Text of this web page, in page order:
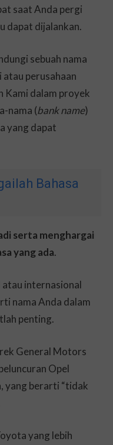
saat Anda pergi
dapat dijalankan.
sebuah nama
atau perusahaan
Kami dalam proyek
nama (bank name)
yang dapat
Bahasa
serta menghargai
yang ada.
atau internasional
nama Anda dalam
penting.
General Motors
Opel
yang berarti “tidak
yang lebih